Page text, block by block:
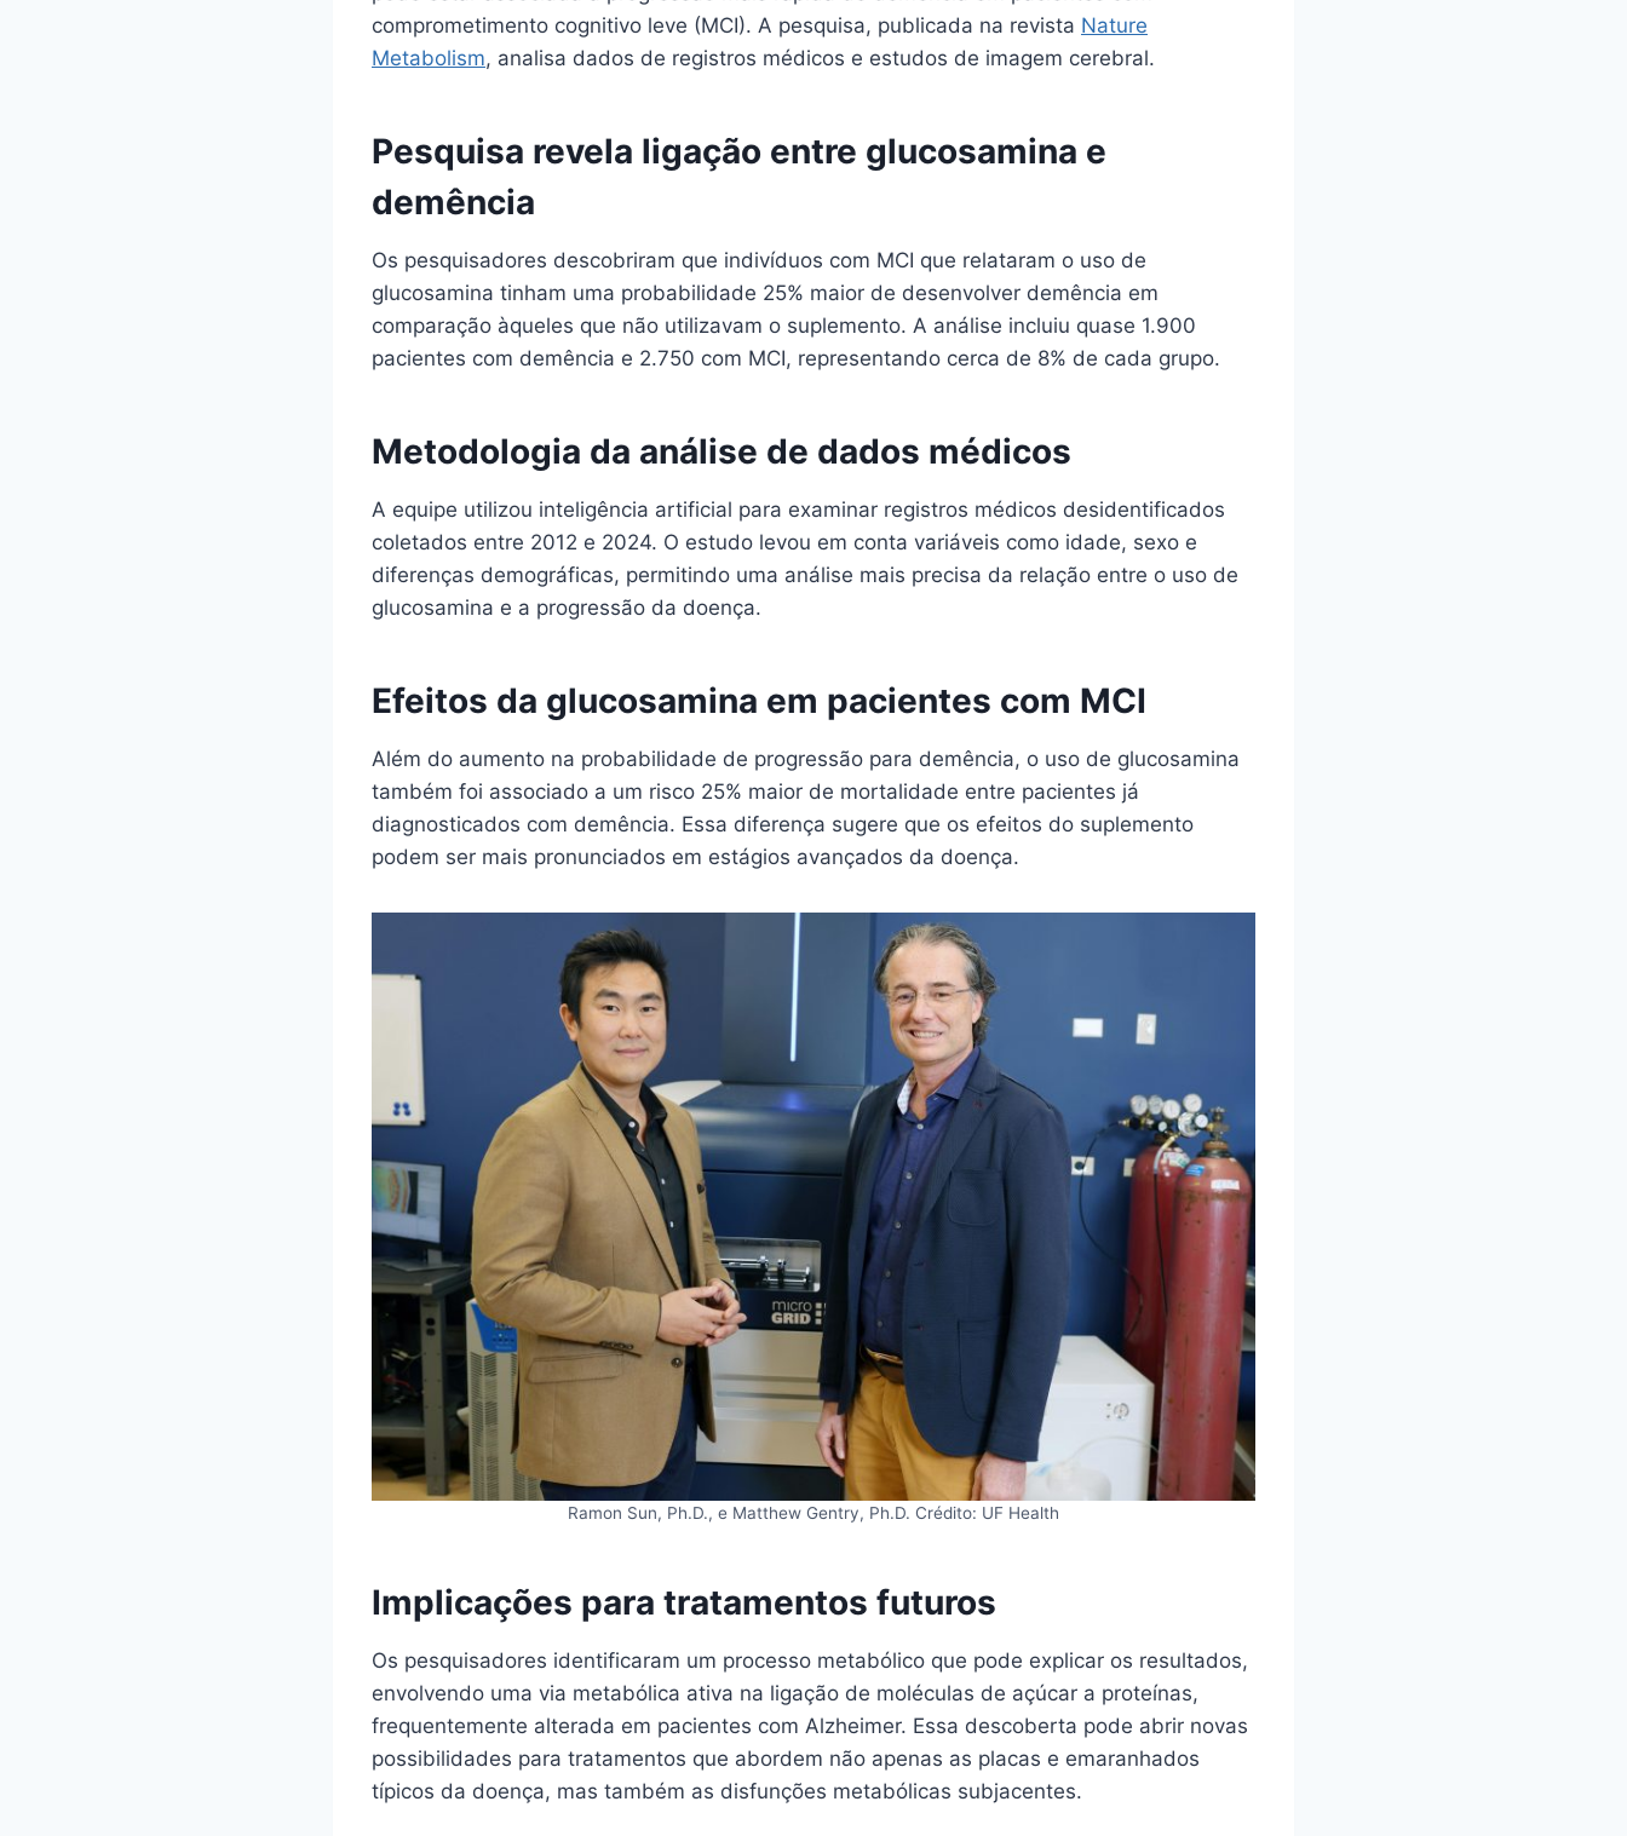
comprometimento cognitivo leve (MCI). A pesquisa, publicada na revista Nature
Metabolism, analisa dados de registros médicos e estudos de imagem cerebral.
Pesquisa revela ligação entre glucosamina e
demência
Os pesquisadores descobriram que indivíduos com MCI que relataram o uso de
glucosamina tinham uma probabilidade 25% maior de desenvolver demência em
comparação àqueles que não utilizavam o suplemento. A análise incluiu quase 1.900
pacientes com demência e 2.750 com MCI, representando cerca de 8% de cada grupo.
Metodologia da análise de dados médicos
A equipe utilizou inteligência artificial para examinar registros médicos desidentificados
coletados entre 2012 e 2024. O estudo levou em conta variáveis como idade, sexo e
diferenças demográficas, permitindo uma análise mais precisa da relação entre o uso de
glucosamina e a progressão da doença.
Efeitos da glucosamina em pacientes com MCI
Além do aumento na probabilidade de progressão para demência, o uso de glucosamina
também foi associado a um risco 25% maior de mortalidade entre pacientes já
diagnosticados com demência. Essa diferença sugere que os efeitos do suplemento
podem ser mais pronunciados em estágios avançados da doença.
Ramon Sun, Ph.D., e Matthew Gentry, Ph.D. Crédito: UF Health
Implicações para tratamentos futuros
Os pesquisadores identificaram um processo metabólico que pode explicar os resultados,
envolvendo uma via metabólica ativa na ligação de moléculas de açúcar a proteínas,
frequentemente alterada em pacientes com Alzheimer. Essa descoberta pode abrir novas
possibilidades para tratamentos que abordem não apenas as placas e emaranhados
típicos da doença, mas também as disfunções metabólicas subjacentes.